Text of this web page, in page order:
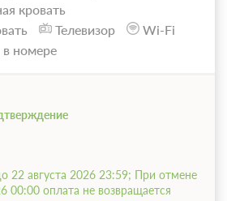
кровать
Телевизор
Wi-Fi
в номере
22 августа 2026 23:59; При отмене
00:00 оплата не возвращается